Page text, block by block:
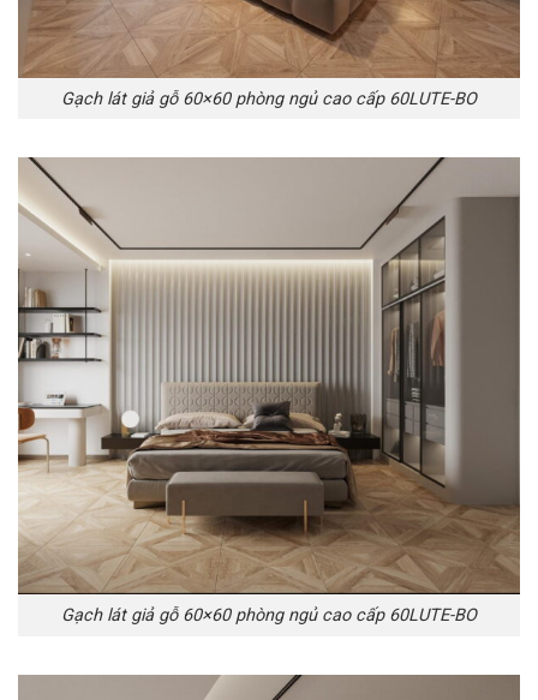
Gạch lát giả gỗ 60×60 phòng ngủ cao cấp 60LUTE-BO
Gạch lát giả gỗ 60×60 phòng ngủ cao cấp 60LUTE-BO